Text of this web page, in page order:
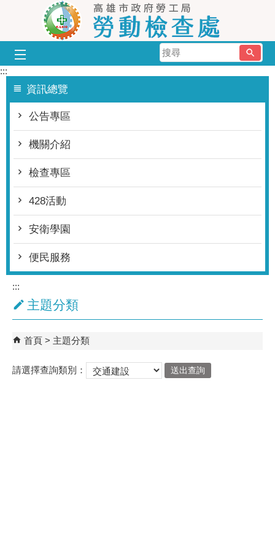
跳到主要內容區塊
搜
尋
:::
資訊總覽
公告專區
機關介紹
檢查專區
428活動
安衛學園
便民服務
:::
主題分類
首頁 主題分類
請選擇查詢類別：